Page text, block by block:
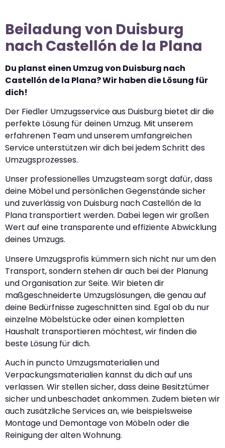
Beiladung von Duisburg
nach Castellón de la Plana
Du planst einen Umzug von Duisburg nach
Castellón de la Plana? Wir haben die Lösung für
dich!
Der Fiedler Umzugsservice aus Duisburg bietet dir die
perfekte Lösung für deinen Umzug. Mit unserem
erfahrenen Team und unserem umfangreichen
Service unterstützen wir dich bei jedem Schritt des
Umzugsprozesses.
Unser professionelles Umzugsteam sorgt dafür, dass
deine Möbel und persönlichen Gegenstände sicher
und zuverlässig von Duisburg nach Castellón de la
Plana transportiert werden. Dabei legen wir großen
Wert auf eine transparente und effiziente Abwicklung
deines Umzugs.
Unsere Umzugsprofis kümmern sich nicht nur um den
Transport, sondern stehen dir auch bei der Planung
und Organisation zur Seite. Wir bieten dir
maßgeschneiderte Umzugslösungen, die genau auf
deine Bedürfnisse zugeschnitten sind. Egal ob du nur
einzelne Möbelstücke oder einen kompletten
Haushalt transportieren möchtest, wir finden die
beste Lösung für dich.
Auch in puncto Umzugsmaterialien und
Verpackungsmaterialien kannst du dich auf uns
verlassen. Wir stellen sicher, dass deine Besitztümer
sicher und unbeschadet ankommen. Zudem bieten wir
auch zusätzliche Services an, wie beispielsweise
Montage und Demontage von Möbeln oder die
Reinigung der alten Wohnung.